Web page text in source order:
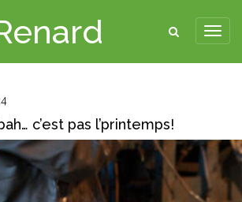
c’est pas l’printemps!